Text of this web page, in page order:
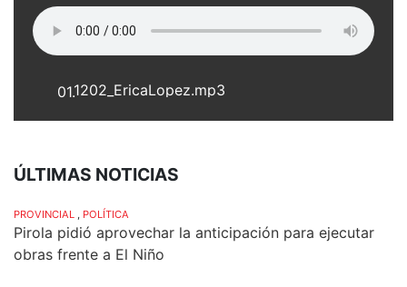
01.1202_EricaLopez.mp3
ÚLTIMAS NOTICIAS
PROVINCIAL , POLÍTICA
Pirola pidió aprovechar la anticipación para ejecutar
obras frente a El Niño